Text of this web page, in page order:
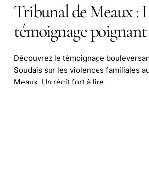
Tribunal de Meaux :
témoignage poignant
Découvrez le témoignage
Soudais sur les violences familiales
Meaux. Un récit fort à lire.